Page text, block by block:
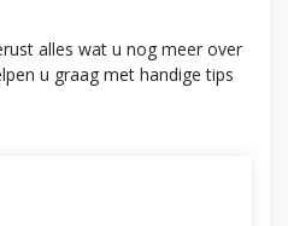
alles wat u nog meer over
u graag met handige tips